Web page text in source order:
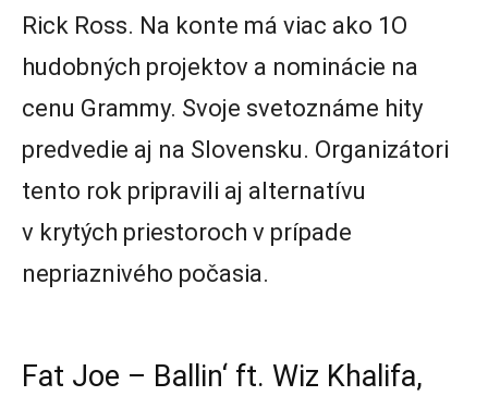
Rick Ross. Na konte má viac ako 1O
hudobných projektov a nominácie na
cenu Grammy. Svoje svetoznáme hity
predvedie aj na Slovensku. Organizátori
tento rok pripravili aj alternatívu
v krytých priestoroch v prípade
nepriaznivého počasia.
Fat Joe – Ballin‘ ft. Wiz Khalifa,